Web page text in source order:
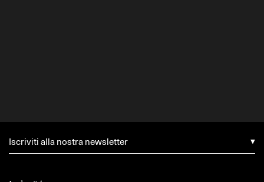
Iscriviti alla nostra newsletter